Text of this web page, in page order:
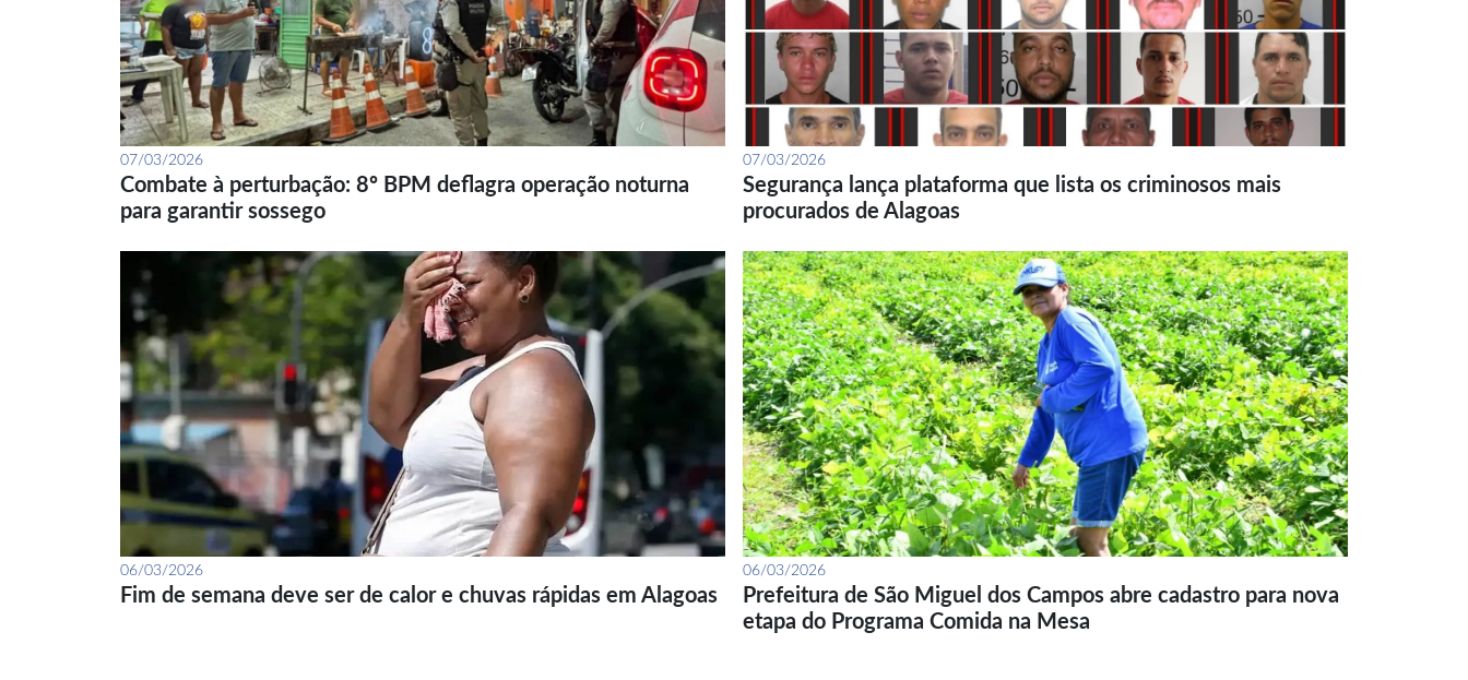
07/03/2026
Combate à perturbação: 8º BPM deflagra operação noturna
para garantir sossego
07/03/2026
Segurança lança plataforma que lista os criminosos mais
procurados de Alagoas
06/03/2026
Fim de semana deve ser de calor e chuvas rápidas em Alagoas
06/03/2026
Prefeitura de São Miguel dos Campos abre cadastro para nova
etapa do Programa Comida na Mesa